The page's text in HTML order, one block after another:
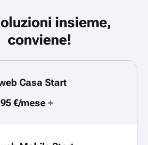
insieme,
conviene!
Casa Start
€/mese+